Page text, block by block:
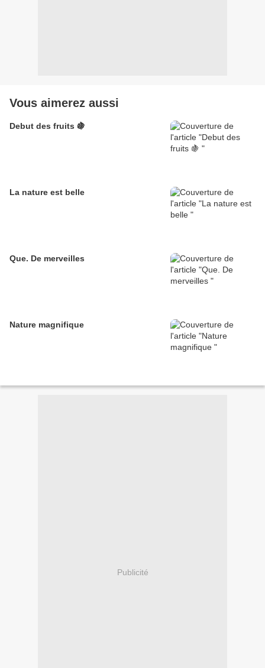
Vous aimerez aussi
Debut des fruits 🍇
La nature est belle
Que. De merveilles
Nature magnifique
Publicité